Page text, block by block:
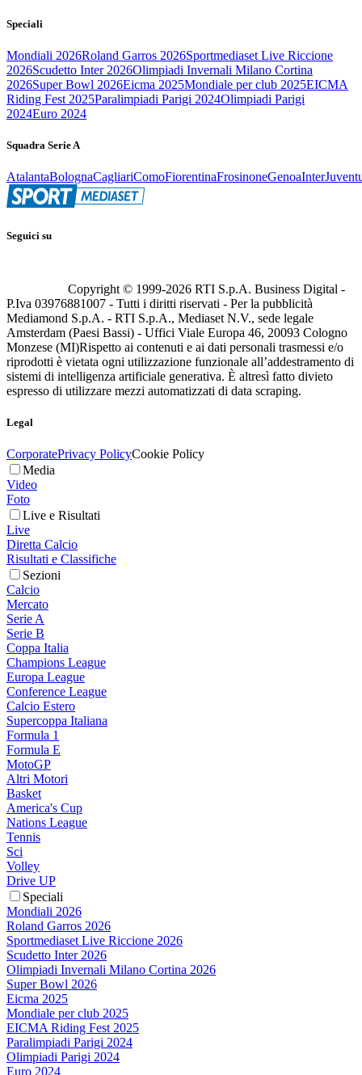
Speciali
Mondiali 2026Roland Garros 2026Sportmediaset Live Riccione
2026Scudetto Inter 2026Olimpiadi Invernali Milano Cortina
2026Super Bowl 2026Eicma 2025Mondiale per club 2025EICMA
Riding Fest 2025Paralimpiadi Parigi 2024Olimpiadi Parigi
2024Euro 2024
Squadra Serie A
AtalantaBolognaCagliariComoFiorentinaFrosinoneGenoaInter
Seguici su
Copyright © 1999-2026 RTI S.p.A. Business Digital -
P.Iva 03976881007 - Tutti i diritti riservati - Per la pubblicità
Mediamond S.p.A. - RTI S.p.A., Mediaset N.V., sede legale
Amsterdam (Paesi Bassi) - Uffici Viale Europa 46, 20093 Cologno
Monzese (MI)Rispetto ai contenuti e ai dati personali trasmessi e/o
riprodotti è vietata ogni utilizzazione funzionale all’addestramento di
sistemi di intelligenza artificiale generativa. È altresì fatto divieto
espresso di utilizzare mezzi automatizzati di data scraping.
Legal
CorporatePrivacy PolicyCookie Policy
Media
Video
Foto
Live e Risultati
Live
Diretta Calcio
Risultati e Classifiche
Sezioni
Calcio
Mercato
Serie A
Serie B
Coppa Italia
Champions League
Europa League
Conference League
Calcio Estero
Supercoppa Italiana
Formula 1
Formula E
MotoGP
Altri Motori
Basket
America's Cup
Nations League
Tennis
Sci
Volley
Drive UP
Speciali
Mondiali 2026
Roland Garros 2026
Sportmediaset Live Riccione 2026
Scudetto Inter 2026
Olimpiadi Invernali Milano Cortina 2026
Super Bowl 2026
Eicma 2025
Mondiale per club 2025
EICMA Riding Fest 2025
Paralimpiadi Parigi 2024
Olimpiadi Parigi 2024
Euro 2024